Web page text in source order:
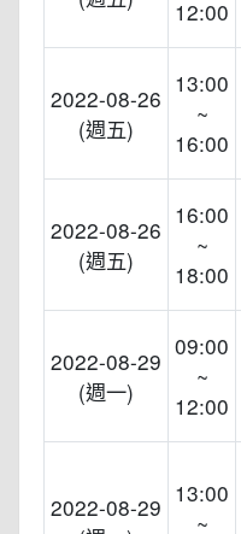
12:00
2022-08-26
(週五)
13:00
~
16:00
2022-08-26
(週五)
16:00
~
18:00
2022-08-29
(週一)
09:00
~
12:00
2022-08-29 13:00
~